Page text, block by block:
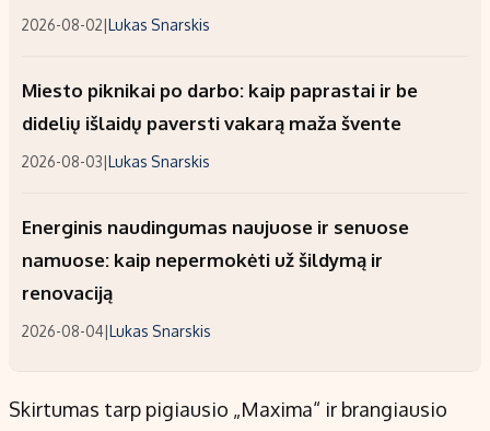
2026-08-02|Lukas Snarskis
Miesto piknikai po darbo: kaip paprastai ir be
didelių išlaidų paversti vakarą maža švente
2026-08-03|Lukas Snarskis
Energinis naudingumas naujuose ir senuose
namuose: kaip nepermokėti už šildymą ir
renovaciją
2026-08-04|Lukas Snarskis
Skirtumas tarp pigiausio „Maxima“ ir brangiausio